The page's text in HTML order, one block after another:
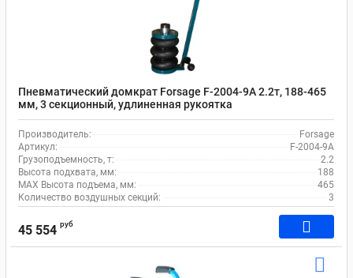
Пневматический домкрат Forsage F-2004-9A 2.2т, 188-465
мм, 3 секционный, удлиненная рукоятка
Производитель:
Forsage
Артикул:
F-2004-9A
Грузоподъемность, т:
2.2
Высота подхвата, мм:
188
MAX Высота подъема, мм:
465
Количество воздушных секций:
3
45 554 руб